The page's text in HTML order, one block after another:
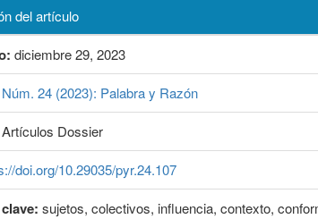
del artículo
diciembre 29, 2023
Núm. 24 (2023): Palabra y Razón
Artículos Dossier
doi.org/10.29035/pyr.24.107
sujetos, colectivos, influencia, contexto,